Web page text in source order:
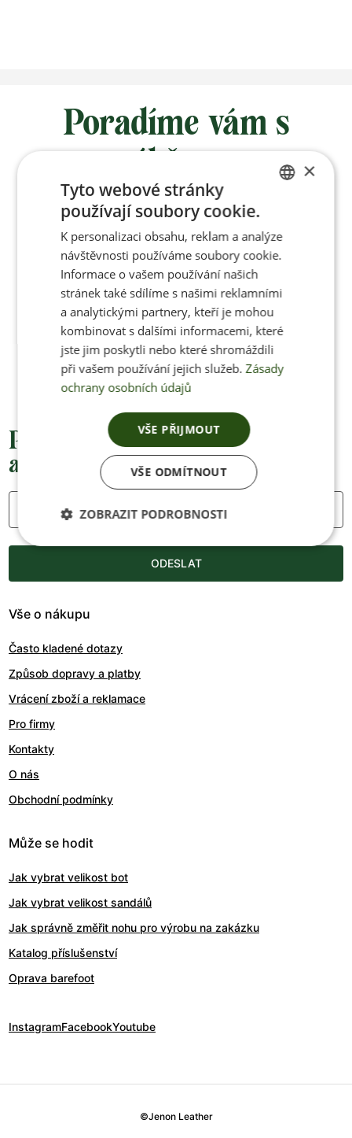
Poradíme vám s
výběrem
Po-Pá 8:00 – 17:00
Jan Pančocha
+420 770 669 100
info@jenonleather.cz
Přednostní informace o soutěžích,
akcích a novinkách
Váš e-mail
ODESLAT
Vše o nákupu
Často kladené dotazy
Způsob dopravy a platby
Vrácení zboží a reklamace
Pro firmy
Kontakty
O nás
Obchodní podmínky
Může se hodit
Jak vybrat velikost bot
Jak vybrat velikost sandálů
Jak správně změřit nohu pro výrobu na zakázku
Katalog příslušenství
Oprava barefoot
InstagramFacebookYoutube
©Jenon Leather
ENGLISH
×
Tyto webové stránky
používají soubory cookie.
K personalizaci obsahu, reklam a analýze
návštěvnosti používáme soubory cookie.
Informace o vašem používání našich
stránek také sdílíme s našimi reklamními
a analytickými partnery, kteří je mohou
kombinovat s dalšími informacemi, které
jste jim poskytli nebo které shromáždili
při vašem používání jejich služeb. Zásady
ochrany osobních údajů
VŠE PŘIJMOUT
VŠE ODMÍTNOUT
ZOBRAZIT PODROBNOSTI